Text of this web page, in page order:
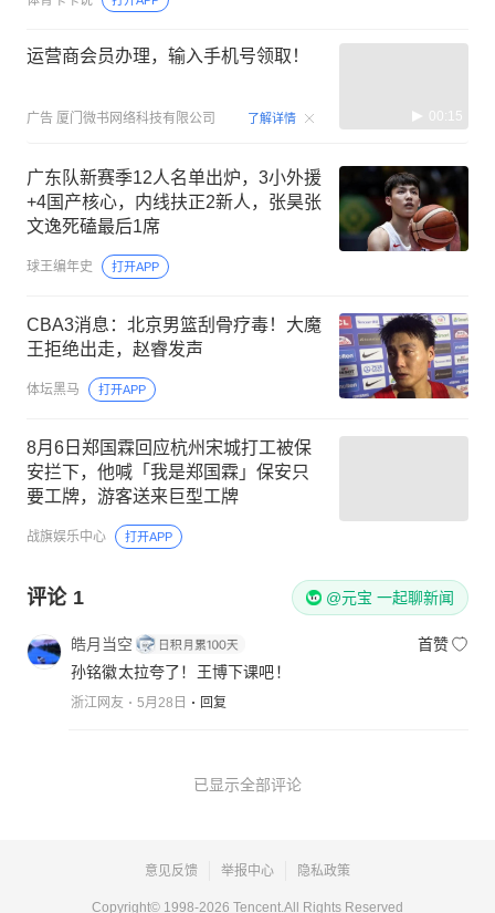
运营商会员办理，输入手机号领取！
广告 厦门微书网络科技有限公司 了解详情 00:15
广东队新赛季12人名单出炉，3小外援
+4国产核心，内线扶正2新人，张昊张
文逸死磕最后1席
球王编年史 打开APP
CBA3消息：北京男篮刮骨疗毒！大魔
王拒绝出走，赵睿发声
体坛黑马 打开APP
8月6日郑国霖回应杭州宋城打工被保
安拦下，他喊「我是郑国霖」保安只
要工牌，游客送来巨型工牌
战旗娱乐中心 打开APP
评论 1 @元宝 一起聊新闻
皓月当空
首赞
孙铭徽太拉夸了！王博下课吧！
浙江网友 5月28日 回复
已显示全部评论
意见反馈 举报中心 隐私政策
Copyright© 1998-2026 Tencent.All Rights Reserved